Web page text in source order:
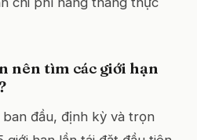
nên tìm các giới hạn
ban đầu, định kỳ và trọn